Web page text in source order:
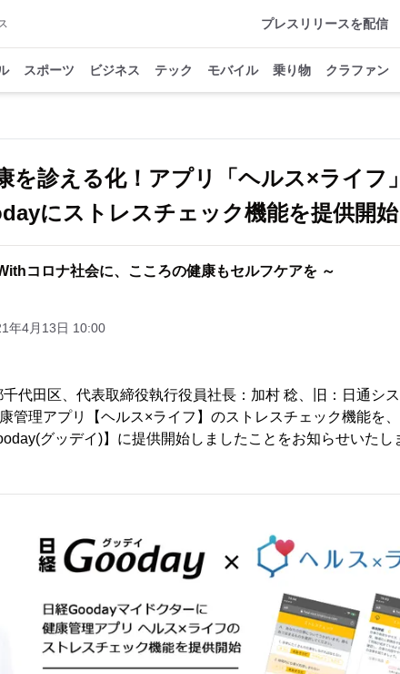
プレスリリースを配信
スポーツ ビジネス テック モバイル 乗り物 クラファン
を診える化！アプリ「ヘルス×ライフ
にストレスチェック機能を提供開始
コロナ社会に、こころの健康もセルフケアを ～
年4月13日 10:00
代田区、代表取締役執行役員社長：加村 稔、旧：日通シ
管理アプリ【ヘルス×ライフ】のストレスチェック機能を
グッデイ)】に提供開始しましたことをお知らせいたし